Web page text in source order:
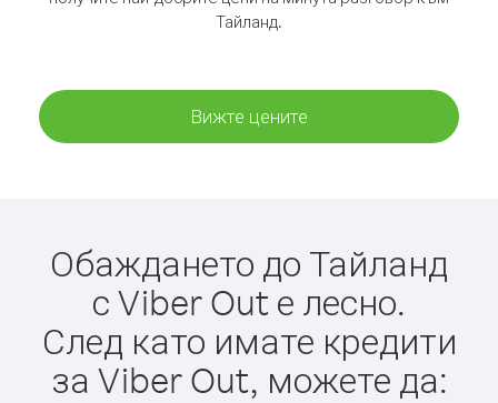
Тайланд.
Вижте цените
Обаждането до Тайланд
с Viber Out е лесно.
След като имате кредити
за Viber Out, можете да: